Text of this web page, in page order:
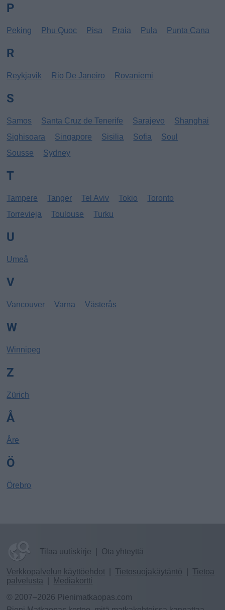
P
Peking Phu Quoc Pisa Praia Pula Punta Cana
R
Reykjavik Rio De Janeiro Rovaniemi
S
Samos Santa Cruz de Tenerife Sarajevo
Shanghai
Sighisoara
Singapore Sisilia Sofia
Soul
Sousse
Sydney
T
Tampere Tanger Tel Aviv Tokio
Toronto
Torrevieja
Toulouse Turku
U
Umeå
V
Vancouver Varna Västerås
W
Winnipeg
Z
Zürich
Å
Åre
Ö
Örebro
Tilaa uutiskirje Ota yhteyttä
Verkkopalvelun käyttöehdot Tietosuojakäytäntö
Tietoa
palvelusta
Mediakortti
© 2007–2026 Pienimatkaopas.com